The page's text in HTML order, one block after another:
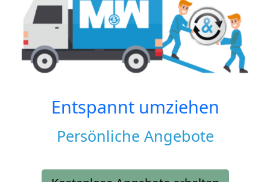
Entspannt umziehen
Persönliche Angebote